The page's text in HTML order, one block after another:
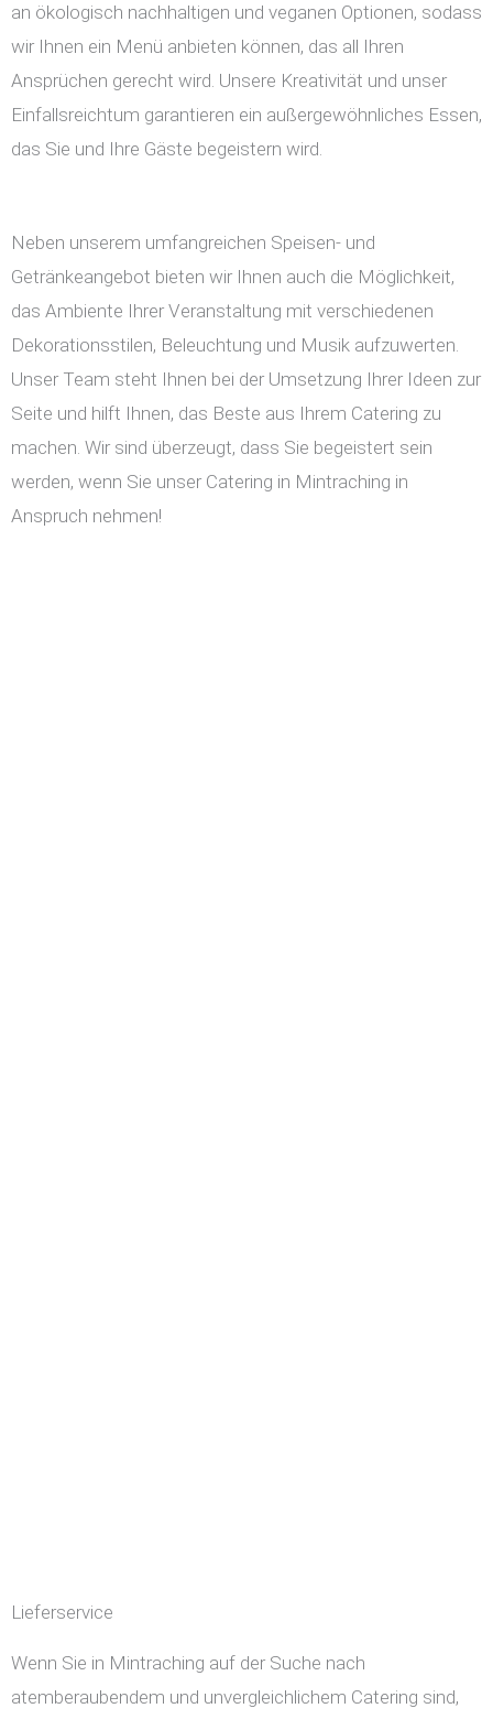
an ökologisch nachhaltigen und veganen Optionen, sodass
wir Ihnen ein Menü anbieten können, das all Ihren
Ansprüchen gerecht wird. Unsere Kreativität und unser
Einfallsreichtum garantieren ein außergewöhnliches Essen,
das Sie und Ihre Gäste begeistern wird.
Neben unserem umfangreichen Speisen- und
Getränkeangebot bieten wir Ihnen auch die Möglichkeit,
das Ambiente Ihrer Veranstaltung mit verschiedenen
Dekorationsstilen, Beleuchtung und Musik aufzuwerten.
Unser Team steht Ihnen bei der Umsetzung Ihrer Ideen zur
Seite und hilft Ihnen, das Beste aus Ihrem Catering zu
machen. Wir sind überzeugt, dass Sie begeistert sein
werden, wenn Sie unser Catering in Mintraching in
Anspruch nehmen!
Lieferservice
Wenn Sie in Mintraching auf der Suche nach
atemberaubendem und unvergleichlichem Catering sind,